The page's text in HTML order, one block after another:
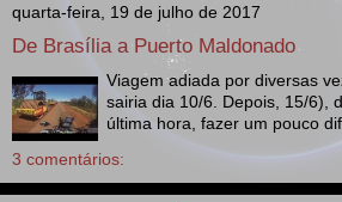
quarta-feira, 19 de julho de 2017
De Brasília a Puerto Maldonado
Viagem adiada por diversas
sairia dia 10/6. Depois, 15/6),
última hora, fazer um pouco
3 comentários: